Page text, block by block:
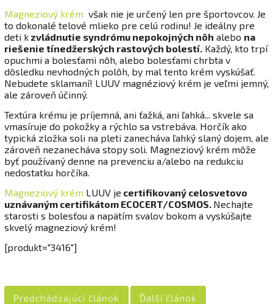
Magneziový krém však nie je určený len pre športovcov. Je
to dokonalé telové mlieko pre celú rodinu! Je ideálny pre
deti k zvládnutie syndrómu nepokojných nôh alebo na
riešenie tínedžerských rastových bolestí. Každý, kto trpí
opuchmi a bolesťami nôh, alebo bolesťami chrbta v
dôsledku nevhodných polôh, by mal tento krém vyskúšať.
Nebudete sklamaní! LUUV magnéziový krém je veľmi jemný,
ale zároveň účinný.
Textúra krému je príjemná, ani ťažká, ani ľahká... skvele sa
vmasíruje do pokožky a rýchlo sa vstrebáva. Horčík ako
typická zložka soli na pleti zanecháva ľahký slaný dojem, ale
zároveň nezanecháva stopy soli. Magneziový krém môže
byť používaný denne na prevenciu a/alebo na redukciu
nedostatku horčíka.
Magneziový krém LUUV je certifikovaný celosvetovo
uznávaným certifikátom ECOCERT/COSMOS. Nechajte
starosti s bolesťou a napätím svalov bokom a vyskúšajte
skvelý magneziový krém!
[produkt="3416"]
Predchádzajúci článok Ďalší článok